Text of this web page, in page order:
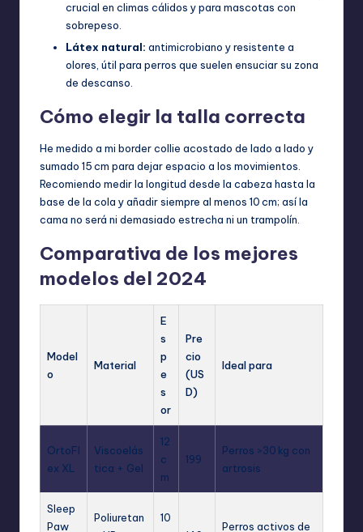
crucial en climas cálidos y para mascotas con
sobrepeso.
Látex natural: antimicrobiano y resistente a
olores, útil para perros que suelen ensuciar su zona
de descanso.
Cómo elegir la talla correcta
He medido a mi border collie acostado de lado a lado y
sumado 15 cm para dejar espacio a los movimientos.
Recomiendo medir la longitud desde la cabeza hasta la
base de la cola y añadir siempre al menos 10 cm; así la
cama no será ni demasiado estrecha ni un trampolín.
Comparativa de los mejores
modelos del 2024
Model
o
Material
E
s
p
e
s
or
Pre
cio
(US
D)
Ideal para
OrtoFl
ex XL
Viscoelás
tica + Gel
12
c
m
199
Perros >30 kg con
artrosis
Sleep
Paw
Poliuretan
10
Perros activos de